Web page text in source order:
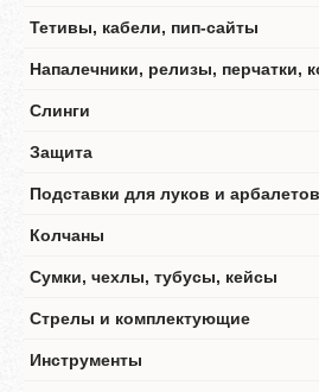
Тетивы, кабели, пип-сайты
Напалечники, релизы, перчатки,
Слинги
Защита
Подставки для луков и арбалетов
Колчаны
Сумки, чехлы, тубусы, кейсы
Стрелы и комплектующие
Инструменты